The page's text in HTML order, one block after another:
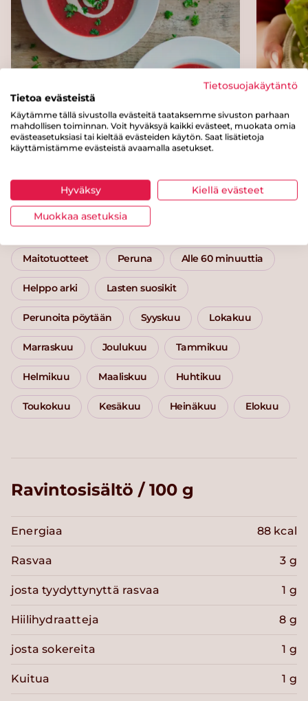
Punakaali-sosekeitto
Kategoriat
Pääruoat Uuniruoat
Maitotuotteet Peruna Alle 60 minuuttia
Helppo arki Lasten suosikit
Perunoita pöytään Syyskuu Lokakuu
Marraskuu Joulukuu Tammikuu
Helmikuu Maaliskuu Huhtikuu
Toukokuu Kesäkuu Heinäkuu Elokuu
Ravintosisältö / 100 g
Energiaa 88 kcal
Rasvaa 3 g
josta tyydyttynyttä rasvaa 1 g
Hiilihydraatteja 8 g
josta sokereita 1 g
Kuitua 1 g
Tietosuojakäytäntö
Tietoa evästeistä
Käytämme tällä sivustolla evästeitä taataksemme sivuston parhaan
mahdollisen toiminnan. Voit hyväksyä kaikki evästeet, muokata omia
evästeasetuksiasi tai kieltää evästeiden käytön. Saat lisätietoja
käyttämistämme evästeistä avaamalla asetukset.
Hyväksy Kiellä evästeet
Muokkaa asetuksia